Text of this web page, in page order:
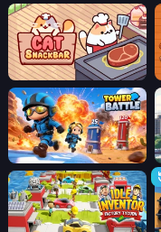
Cat Snack Bar
Tower Battle